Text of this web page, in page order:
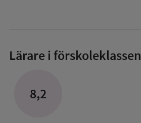
Lärare i förskoleklassen
8,2